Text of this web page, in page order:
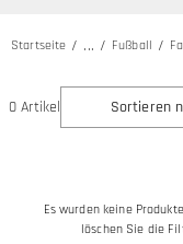
Startseite ... Fußball
0 Artikel Sortieren
Es wurden keine
löschen Sie die